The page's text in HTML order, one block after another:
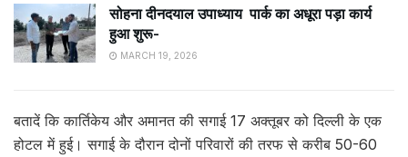
सोहना दीनदयाल उपाध्याय पार्क का अधूरा पड़ा कार्य
हुआ शुरू-
MARCH 19, 2026
बतादें कि कार्तिकेय और अमानत की सगाई 17 अक्तूबर को दिल्ली के एक
होटल में हुई। सगाई के दौरान दोनों परिवारों की तरफ से करीब 50-60